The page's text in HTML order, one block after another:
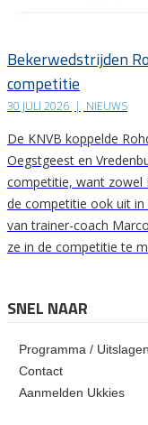
Bekerwedstrijden
competitie
30 JULI 2026 | NIEUWS
De KNVB koppelde
Oegstgeest en
competitie, want zowel
de competitie ook uit in
van trainer-coach
ze in de competitie te
SNEL NAAR
Programma /
Contact
Aanmelden Ukkies